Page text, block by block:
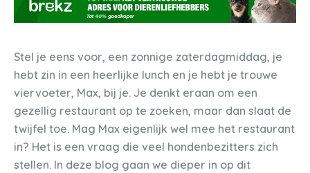
Stel je eens voor, een zonnige zaterdagmiddag, je
hebt zin in een heerlijke lunch en je hebt je trouwe
viervoeter, Max, bij je. Je denkt eraan om een
gezellig restaurant op te zoeken, maar dan slaat de
twijfel toe. Mag Max eigenlijk wel mee het restaurant
in? Het is een vraag die veel hondenbezitters zich
stellen. In deze blog gaan we dieper in op dit